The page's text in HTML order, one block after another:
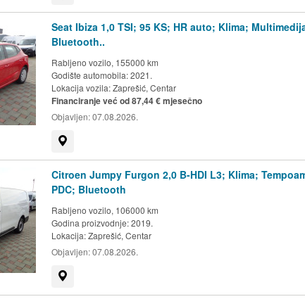
Seat Ibiza 1,0 TSI; 95 KS; HR auto; Klima;
Bluetooth..
Rabljeno vozilo, 155000 km
Godište automobila: 2021.
Lokacija vozila:Zaprešić, Centar
Financiranje već od 87,44 € mjesečno
Objavljen:07.08.2026.
Citroen Jumpy Furgon 2,0 B-HDI L3; Klima;
PDC; Bluetooth
Rabljeno vozilo, 106000 km
Godina proizvodnje: 2019.
Lokacija:Zaprešić, Centar
Objavljen:07.08.2026.